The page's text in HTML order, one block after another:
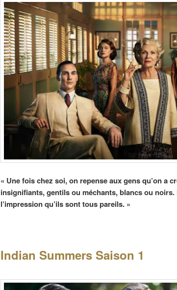
« Une fois chez soi, on repense aux gens qu’on a
insignifiants, gentils ou méchants, blancs ou
l’impression qu’ils sont tous pareils. »
Indian Summers Saison 1